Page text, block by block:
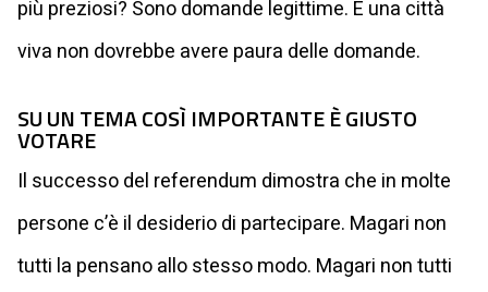
più preziosi? Sono domande legittime. E una città
viva non dovrebbe avere paura delle domande.
SU UN TEMA COSÌ IMPORTANTE È GIUSTO
VOTARE
Il successo del referendum dimostra che in molte
persone c’è il desiderio di partecipare. Magari non
tutti la pensano allo stesso modo. Magari non tutti